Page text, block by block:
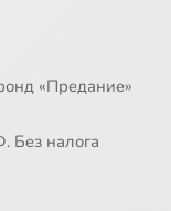
«Предание»
Без налога